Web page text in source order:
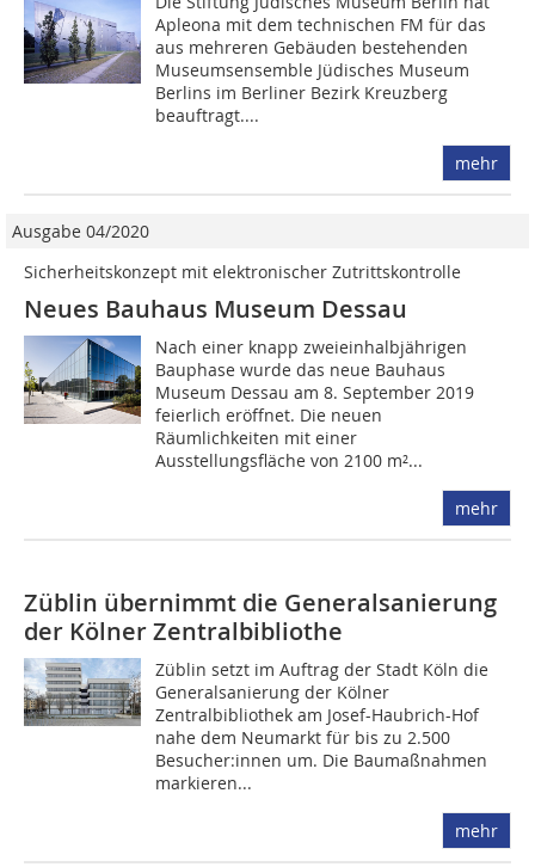
Apleona mit dem technischen FM für das
aus mehreren Gebäuden bestehenden
Museumsensemble Jüdisches Museum
Berlins im Berliner Bezirk Kreuzberg
beauftragt....
mehr
Ausgabe 04/2020
Sicherheitskonzept mit elektronischer Zutrittskontrolle
Neues Bauhaus Museum Dessau
Nach einer knapp zweieinhalbjährigen
Bauphase wurde das neue Bauhaus
Museum Dessau am 8. September 2019
feierlich eröffnet. Die neuen
Räumlichkeiten mit einer
Ausstellungsfläche von 2100 m²...
mehr
Züblin übernimmt die Generalsanierung
der Kölner Zentralbibliothe
Züblin setzt im Auftrag der Stadt Köln die
Generalsanierung der Kölner
Zentralbibliothek am Josef-Haubrich-Hof
nahe dem Neumarkt für bis zu 2.500
Besucher:innen um. Die Baumaßnahmen
markieren...
mehr